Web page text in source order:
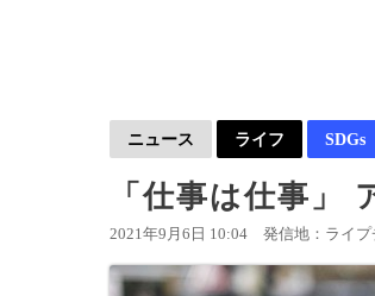
ニュース ライフ SDGs
「仕事は仕事」
2021年9月6日 10:04 発信地：ライ